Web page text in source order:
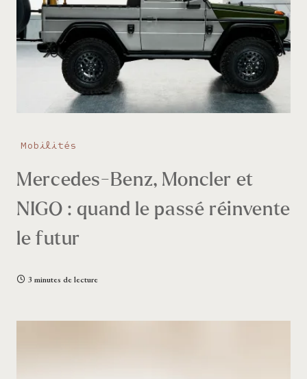
Mobilités
Mercedes-Benz, Moncler et
NIGO : quand le passé réinvente
le futur
3 minutes de lecture